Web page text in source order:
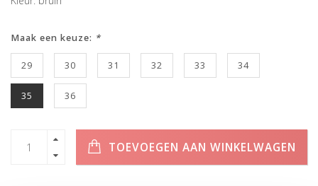
Maak een keuze: *
29 30 31 32 33 34
35 36
TOEVOEGEN AAN WINKELWAGEN